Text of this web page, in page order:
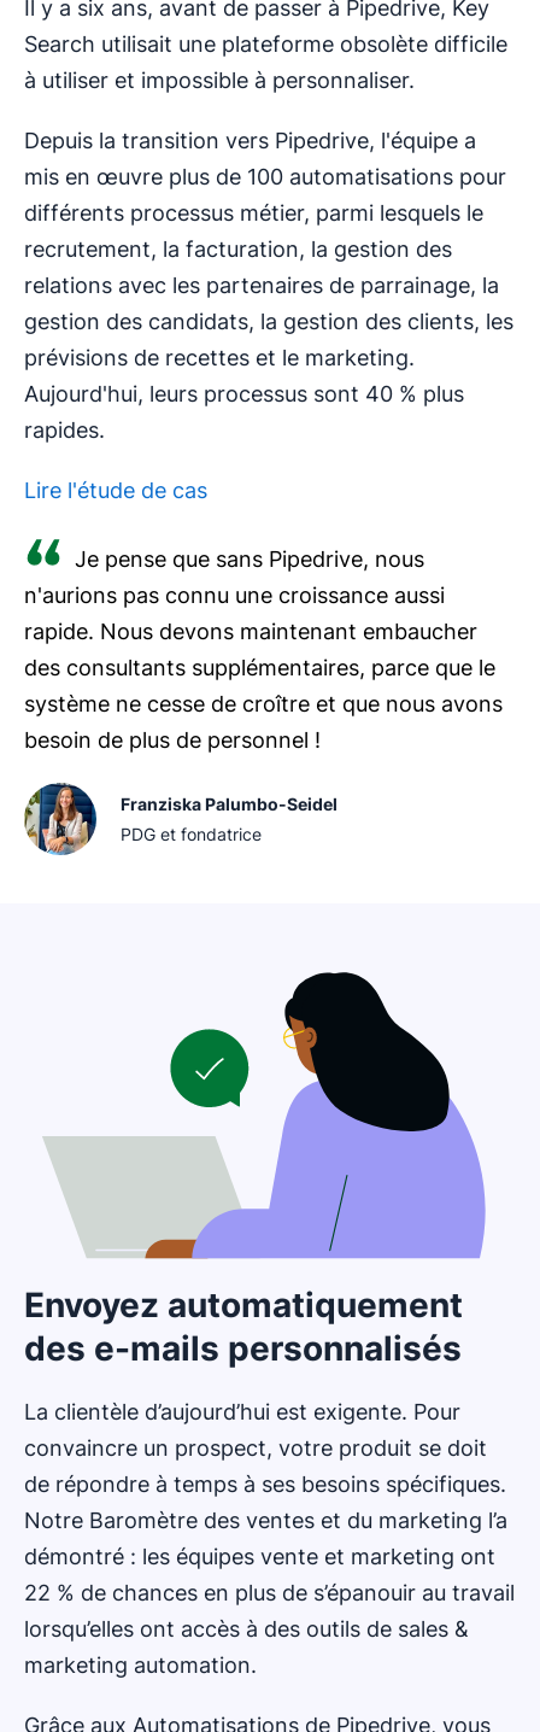
Il y a six ans, avant de passer à Pipedrive, Key
Search utilisait une plateforme obsolète difficile
à utiliser et impossible à personnaliser.
Depuis la transition vers Pipedrive, l'équipe a
mis en œuvre plus de 100 automatisations pour
différents processus métier, parmi lesquels le
recrutement, la facturation, la gestion des
relations avec les partenaires de parrainage, la
gestion des candidats, la gestion des clients, les
prévisions de recettes et le marketing.
Aujourd'hui, leurs processus sont 40 % plus
rapides.
Lire l'étude de cas
S'ouvre dans une nouvelle fenêtre
Je pense que sans Pipedrive, nous
n'aurions pas connu une croissance aussi
rapide. Nous devons maintenant embaucher
des consultants supplémentaires, parce que le
système ne cesse de croître et que nous avons
besoin de plus de personnel !
Franziska Palumbo-Seidel
PDG et fondatrice
Envoyez automatiquement
des e-mails personnalisés
La clientèle d’aujourd’hui est exigente. Pour
convaincre un prospect, votre produit se doit
de répondre à temps à ses besoins spécifiques.
Notre Baromètre des ventes et du marketing l’a
démontré : les équipes vente et marketing ont
22 % de chances en plus de s’épanouir au travail
lorsqu’elles ont accès à des outils de sales &
marketing automation.
Grâce aux Automatisations de Pipedrive, vous